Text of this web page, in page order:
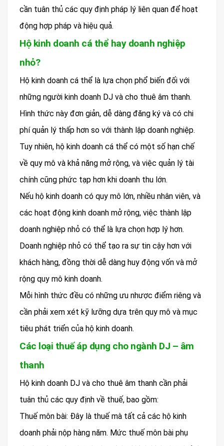
cần tuân thủ các quy định pháp lý liên quan để hoạt
động hợp pháp và hiệu quả.
Hộ kinh doanh cá thể hay doanh nghiệp
nhỏ?
Hộ kinh doanh cá thể là lựa chọn phổ biến đối với
những người kinh doanh DJ và cho thuê âm thanh.
Hình thức này đơn giản, dễ dàng đăng ký và có chi
phí quản lý thấp hơn so với thành lập doanh nghiệp.
Tuy nhiên, hộ kinh doanh cá thể có một số hạn chế
về quy mô và khả năng mở rộng, và việc quản lý tài
chính cũng phức tạp hơn khi doanh thu lớn.
Nếu hộ kinh doanh có quy mô lớn, nhiều nhân viên, và
các hoạt động kinh doanh mở rộng, việc thành lập
doanh nghiệp nhỏ có thể là lựa chọn hợp lý hơn.
Doanh nghiệp nhỏ có thể tạo ra sự tin cậy hơn với
khách hàng, đồng thời dễ dàng huy động vốn và mở
rộng quy mô kinh doanh.
Mỗi hình thức đều có những ưu nhược điểm riêng và
cần phải xem xét kỹ lưỡng dựa trên quy mô và mục
tiêu phát triển của hộ kinh doanh.
Các loại thuế áp dụng cho ngành DJ – âm
thanh
Hộ kinh doanh DJ và cho thuê âm thanh cần phải
tuân thủ các quy định về thuế, bao gồm:
Thuế môn bài: Đây là thuế mà tất cả các hộ kinh
doanh phải nộp hàng năm. Mức thuế môn bài phụ